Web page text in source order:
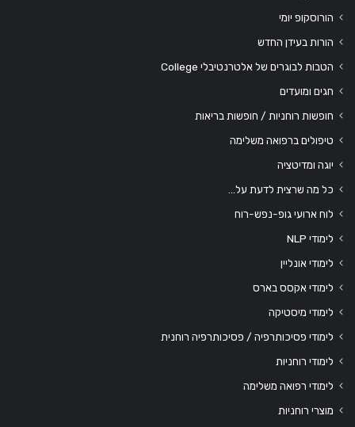
הורוסקופ יומי
הורות בעידן החדש
הטבות לבוגרים של אלטרנטיבלי College
חגים ומועדים
חופשות רוחניות / חופשות בריאות
טיפולים ברפואה משלימה
יוגה ומדיטציה
כל מה שרצית לדעת על…
לוח ארועי גופ-נפש-רוח
לימודי NLP
לימודי אונליין
לימודי אקסס בארס
לימודי מיסטיקה
לימודי פסיכותרפיה / פסיכותרפיה רוחנית
לימודי רוחניות
לימודי רפואה משלימה
מוצרי רוחניות